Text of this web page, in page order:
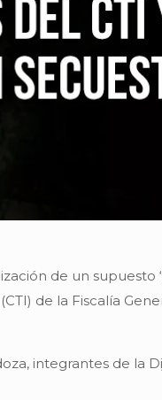
de un supuesto
de la Fiscalía
integrantes de la